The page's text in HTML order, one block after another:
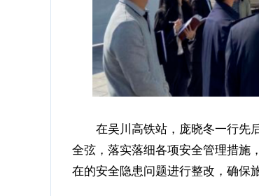
在吴川高铁站，庞晓冬一行先后
全弦，落实落细各项安全管理措施
在的安全隐患问题进行整改，确保